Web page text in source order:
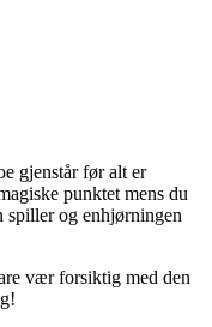
gjenstår før alt er
punktet mens du
spiller og enhjørningen
vær forsiktig med den